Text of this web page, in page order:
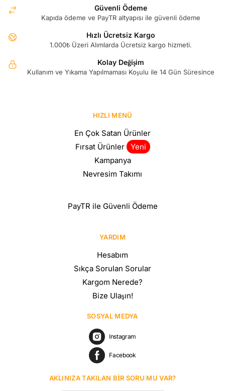
Güvenli Ödeme
Kapıda ödeme ve PayTR altyapısı ile güvenli ödeme
Hızlı Ücretsiz Kargo
1.000₺ Üzeri Alımlarda Ücretsiz kargo hizmeti.
Kolay Değişim
Kullanım ve Yıkama Yapılmaması Koşulu ile 14 Gün Süresince
HIZLI MENÜ
En Çok Satan Ürünler
Fırsat Ürünler
Yeni
Kampanya
Nevresim Takımı
PayTR ile Güvenli Ödeme
YARDIM
Hesabım
Sıkça Sorulan Sorular
Kargom Nerede?
Bize Ulaşın!
SOSYAL MEDYA
Instagram
Facebook
AKLINIZA TAKILAN BIR SORU MU VAR?